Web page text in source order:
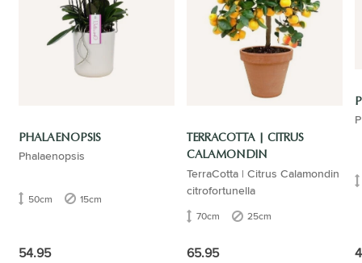
PHALAENOPSIS
Phalaenopsis
50cm 15cm
54.95
TERRACOTTA | CITRUS
CALAMONDIN
CITROFORTUNELLA
TerraCotta | Citrus Calamondin
citrofortunella
70cm 25cm
65.95